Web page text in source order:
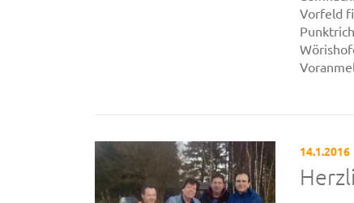
Vorfeld
14.1.2016